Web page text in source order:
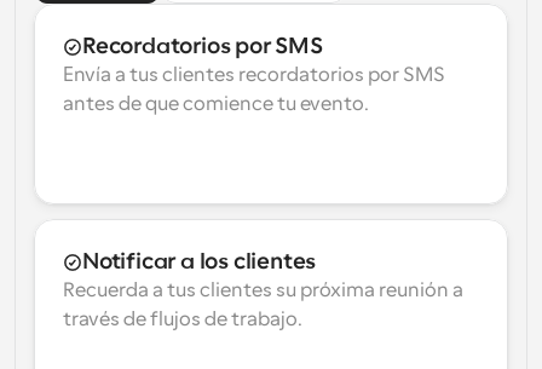
Recordatorios por SMS
Envía a tus clientes recordatorios por SMS
antes de que comience tu evento.
Notificar a los clientes
Recuerda a tus clientes su próxima reunión a
través de flujos de trabajo.